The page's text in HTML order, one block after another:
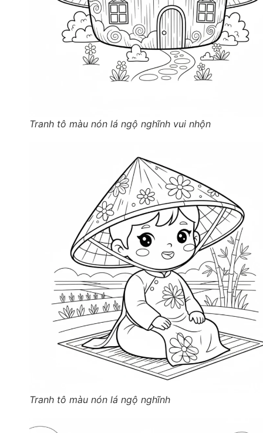
Tranh tô màu nón lá ngộ nghĩnh vui nhộn
Tranh tô màu nón lá ngộ nghĩnh